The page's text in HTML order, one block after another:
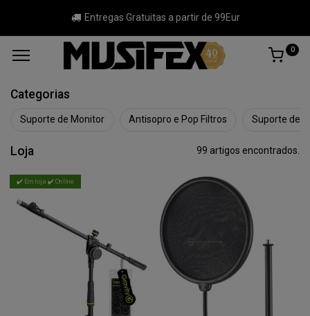
Entregas Gratuitas a partir de 99Eur
0
Categorias
Suporte de Monitor Antisopro e Pop Filtros Suporte de
Loja 99 artigos encontrados.
✔️ Em loja ✔️ Online